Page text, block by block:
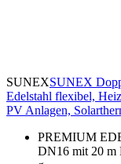
SUNEXSUNEX
Edelstahl flexibel,
PV Anlagen,
PREMIUM
DN16 mit 20 m